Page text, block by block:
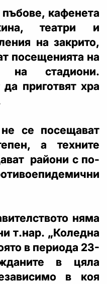
кафенета
театри и
на закрито,
посещенията на
на стадиони.
приготвят хра​
се посещават
а техните
райони с по-
няма
т.нар. „Коледна
в периода 23-
в цяла
в коя